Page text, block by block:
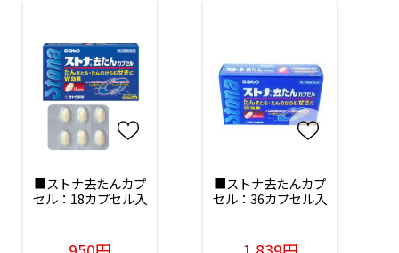
■ストナ去たんカプ
セル：18カプセル入
■ストナ去たんカプ
セル：36カプセル入